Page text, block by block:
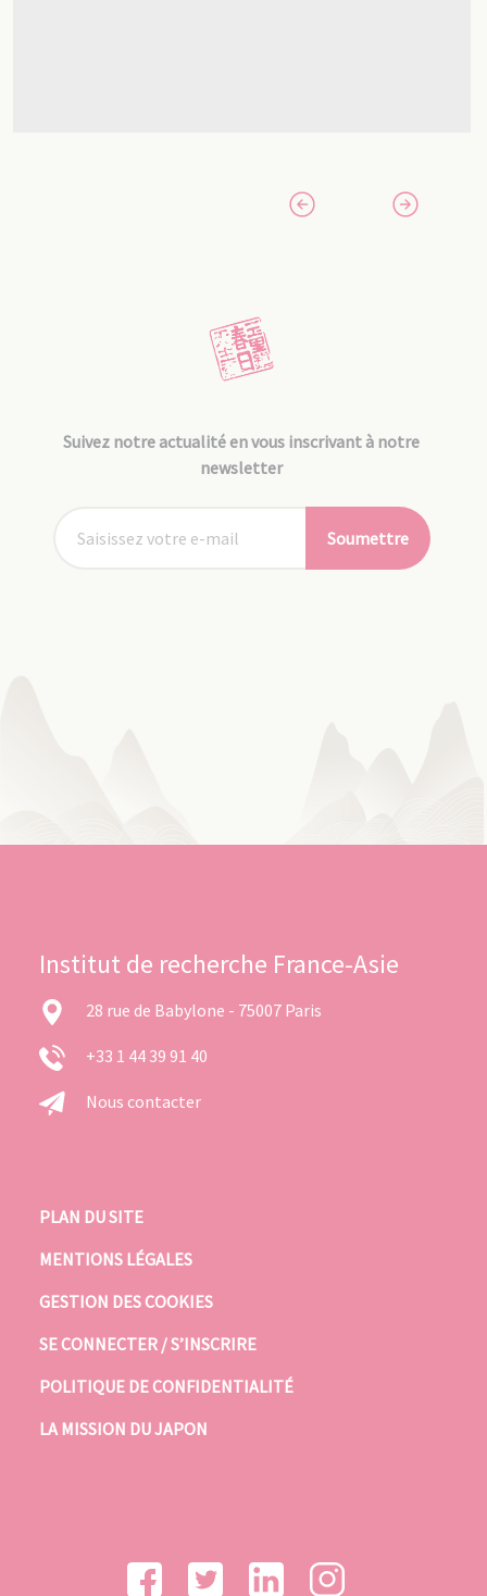
Suivez notre actualité en vous inscrivant à notre
newsletter
Soumettre
Institut de recherche France-Asie
28 rue de Babylone - 75007 Paris
+33 1 44 39 91 40
Nous contacter
PLAN DU SITE
MENTIONS LÉGALES
GESTION DES COOKIES
SE CONNECTER / S’INSCRIRE
POLITIQUE DE CONFIDENTIALITÉ
LA MISSION DU JAPON